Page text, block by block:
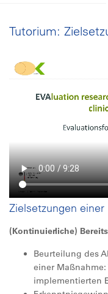
Tutorium:
Zielsetzungen einer
(Kontinuierliche)
Beurteilung des
einer
implementierten